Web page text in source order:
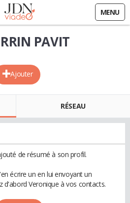
MENU
Ajouter
PAVIT
RÉSEAU
de résumé à son profil.
écrire un en lui envoyant un
d'abord Veronique à vos contacts.